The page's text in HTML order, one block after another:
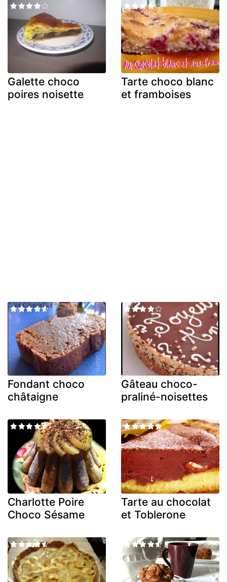
Galette choco
poires noisette
Tarte choco blanc
et framboises
Fondant choco
châtaigne
Gâteau choco-
praliné-noisettes
Charlotte Poire
Choco Sésame
Tarte au chocolat
et Toblerone